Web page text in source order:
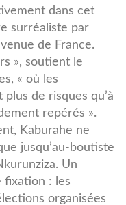
dans cet
surréaliste par
de France.
», soutient le
« où les
de risques qu’à
repérés ».
Kaburahe ne
jusqu’au-boutiste
Un
fixation : les
organisées